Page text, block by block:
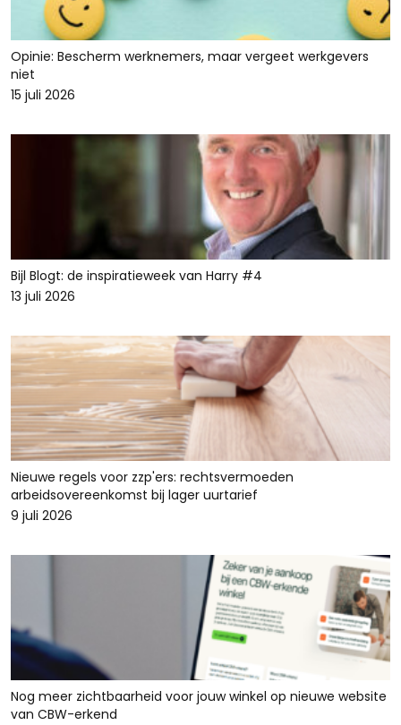
Opinie: Bescherm werknemers, maar vergeet werkgevers
niet
15 juli 2026
Bijl Blogt: de inspiratieweek van Harry #4
13 juli 2026
Nieuwe regels voor zzp'ers: rechtsvermoeden
arbeidsovereenkomst bij lager uurtarief
9 juli 2026
Nog meer zichtbaarheid voor jouw winkel op nieuwe website
van CBW-erkend